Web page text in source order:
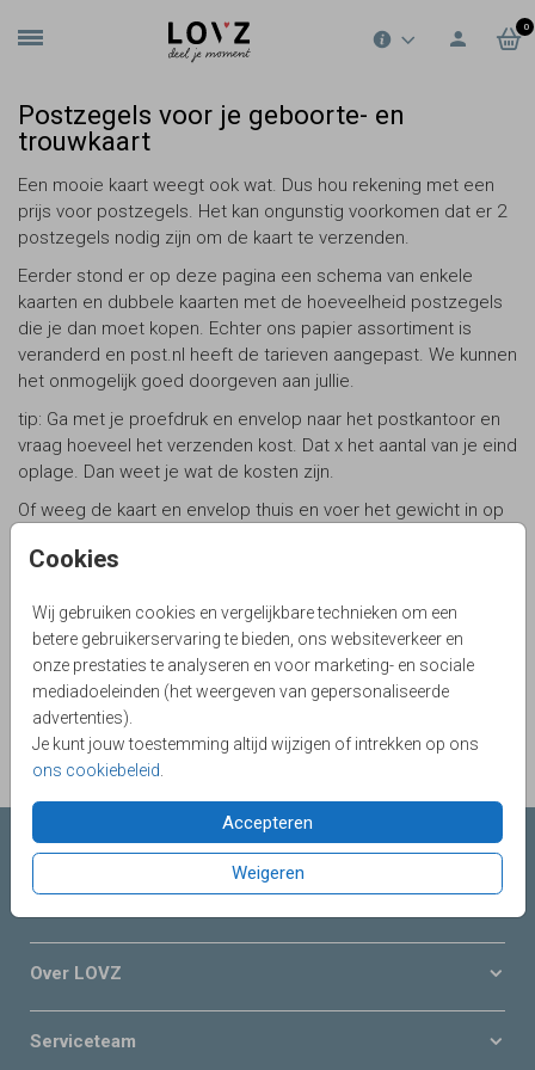
0
Cookies
Wij gebruiken cookies en vergelijkbare technieken om een
betere gebruikerservaring te bieden, ons websiteverkeer en
onze prestaties te analyseren en voor marketing- en sociale
mediadoeleinden (het weergeven van gepersonaliseerde
advertenties).
Je kunt jouw toestemming altijd wijzigen of intrekken op ons
ons cookiebeleid
Accepteren
Weigeren
Postzegels voor je geboorte- en
trouwkaart
Een mooie kaart weegt ook wat. Dus hou rekening met een
prijs voor postzegels. Het kan ongunstig voorkomen dat er 2
postzegels nodig zijn om de kaart te verzenden.
Eerder stond er op deze pagina een schema van enkele
kaarten en dubbele kaarten met de hoeveelheid postzegels
die je dan moet kopen. Echter ons papier assortiment is
veranderd en post.nl heeft de tarieven aangepast. We kunnen
het onmogelijk goed doorgeven aan jullie.
tip: Ga met je proefdruk en envelop naar het postkantoor en
vraag hoeveel het verzenden kost. Dat x het aantal van je eind
oplage. Dan weet je wat de kosten zijn.
Of weeg de kaart en envelop thuis en voer het gewicht in op
Verzenden kan ook op verschillende manieren. Postzegels
per vel, eigen ontwerp postzegels of direct laten verzenden
via ons. Maar dat er kosten bijkomen is zeker.
Ga naar post.nl voor de actuele prijzen
Ga naar post.nl voor postzegels
Collecties LOVZ
Over LOVZ
Serviceteam